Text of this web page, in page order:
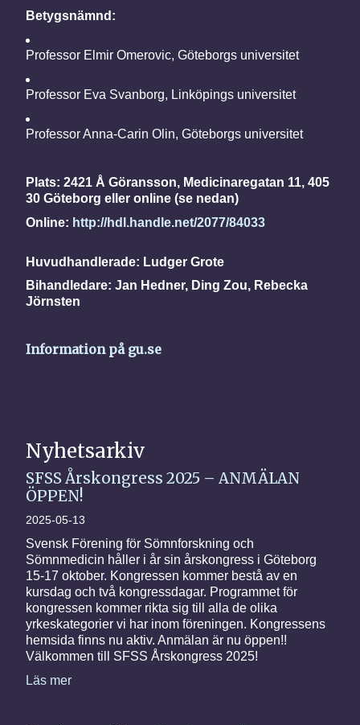
Betygsnämnd:
Professor Elmir Omerovic, Göteborgs universitet
Professor Eva Svanborg, Linköpings universitet
Professor Anna-Carin Olin, Göteborgs universitet
Plats: 2421 Å Göransson, Medicinaregatan 11, 405
30 Göteborg eller online (se nedan)
Online: http://hdl.handle.net/2077/84033
Huvudhandlerade: Ludger Grote
Bihandledare: Jan Hedner, Ding Zou, Rebecka
Jörnsten
Information på gu.se
Nyhetsarkiv
SFSS Årskongress 2025 – ANMÄLAN
ÖPPEN!
2025-05-13
Svensk Förening för Sömnforskning och
Sömnmedicin håller i år sin årskongress i Göteborg
15-17 oktober. Kongressen kommer bestå av en
kursdag och två kongressdagar. Programmet för
kongressen kommer rikta sig till alla de olika
yrkeskategorier vi har inom föreningen. Kongressens
hemsida finns nu aktiv. Anmälan är nu öppen!!
Välkommen till SFSS Årskongress 2025!
Läs mer